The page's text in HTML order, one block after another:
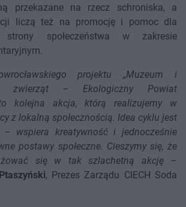
przekazane na rzecz schroniska, a
liczą też na promocję i pomoc dla
społeczeństwa w zakresie
projektu „Muzeum i
zwierząt – Ekologiczny Powiat
to kolejna akcja, którą realizujemy w
z lokalną społecznością. Idea cyklu jest
– wspiera kreatywność i jednocześnie
postawy społeczne. Cieszymy się, że
się w tak szlachetną akcję–
, Prezes Zarządu CIECH Soda